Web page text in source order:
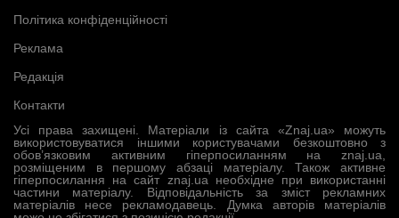
Усі права захищені. Матеріали із сайта «Znaj.ua» можуть
використовуватися іншими користувачами безкоштовно з
обов’язковим активним гіперпосиланням на znaj.ua,
розміщеним в першому абзаці матеріалу. Також активне
гіперпосилання на сайт znaj.ua необхідне при використанні
частини матеріалу. Відповідальність за зміст рекламних
матеріалів несе рекламодавець. Думка авторів матеріалів
Політика конфіденційності
Реклама
Редакція
Контакти